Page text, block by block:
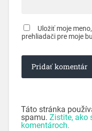
Uložiť moje
prehliadači pre moje
Táto stránka
spamu. Zistite, ako
komentároch.